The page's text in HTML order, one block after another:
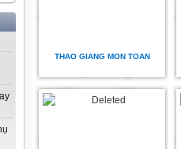
THAO GIANG MON TOAN